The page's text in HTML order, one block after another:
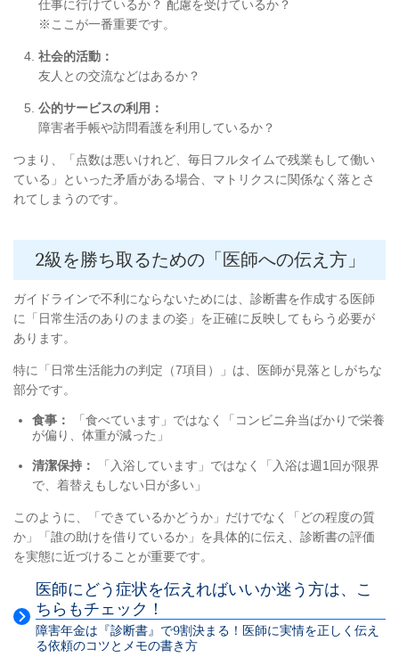
仕事に行けているか？ 配慮を受けているか？
※ここが一番重要です。
社会的活動：
友人との交流などはあるか？
公的サービスの利用：
障害者手帳や訪問看護を利用しているか？
つまり、「点数は悪いけれど、毎日フルタイムで残業もして働い
ている」といった矛盾がある場合、マトリクスに関係なく落とさ
れてしまうのです。
2級を勝ち取るための「医師への伝え方」
ガイドラインで不利にならないためには、診断書を作成する医師
に「日常生活のありのままの姿」を正確に反映してもらう必要が
あります。
特に「日常生活能力の判定（7項目）」は、医師が見落としがちな
部分です。
食事：
「食べています」ではなく「コンビニ弁当ばかりで栄養
が偏り、体重が減った」
清潔保持：
「入浴しています」ではなく「入浴は週1回が限界
で、着替えもしない日が多い」
このように、「できているかどうか」だけでなく「どの程度の質
か」「誰の助けを借りているか」を具体的に伝え、診断書の評価
を実態に近づけることが重要です。
医師にどう症状を伝えればいいか迷う方は、こ
ちらもチェック！
障害年金は『診断書』で9割決まる！医師に実情を正しく伝え
る依頼のコツとメモの書き方